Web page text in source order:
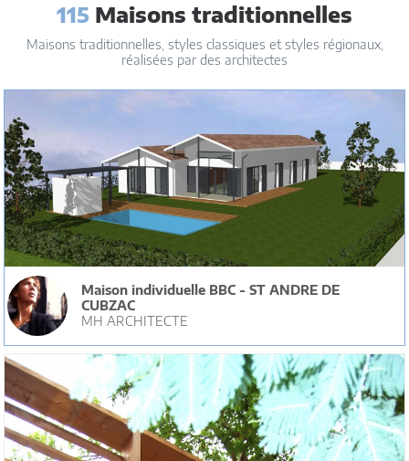
115 Maisons traditionnelles
Maisons traditionnelles, styles classiques et styles régionaux,
réalisées par des architectes
Maison individuelle BBC - ST ANDRE DE
CUBZAC
MH ARCHITECTE